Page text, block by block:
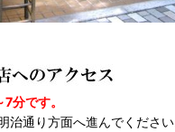
分です。
治通り方面へ進んでください